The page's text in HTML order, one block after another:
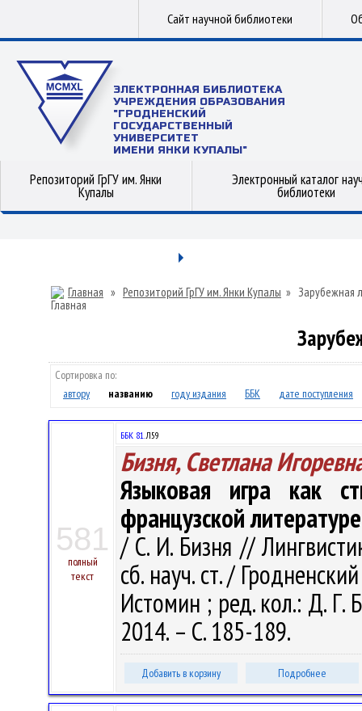
Сайт научной библиотеки
ЭЛЕКТРОННАЯ БИБЛИОТЕКА
УЧРЕЖДЕНИЯ ОБРАЗОВАНИЯ
"ГРОДНЕНСКИЙ
ГОСУДАРСТВЕННЫЙ
УНИВЕРСИТЕТ
ИМЕНИ ЯНКИ КУПАЛЫ"
Репозиторий ГрГУ им. Янки
Купалы
Электронный каталог
библиотеки
Главная » Репозиторий ГрГУ им. Янки Купалы » Зарубежная
Сортировка по:
автору
названию году издания ББК дате поступления
581
полный
текст
ББК 81.Л59
Бизня, Светлана
Языковая игра как
французской литературе
/ С. И. Бизня //
сб. науч. ст. /
Истомин ; ред. кол.: Д.
2014. – С. 185-189.
Добавить в корзину Подробнее